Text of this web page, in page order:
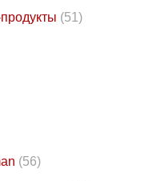
(51)
(56)